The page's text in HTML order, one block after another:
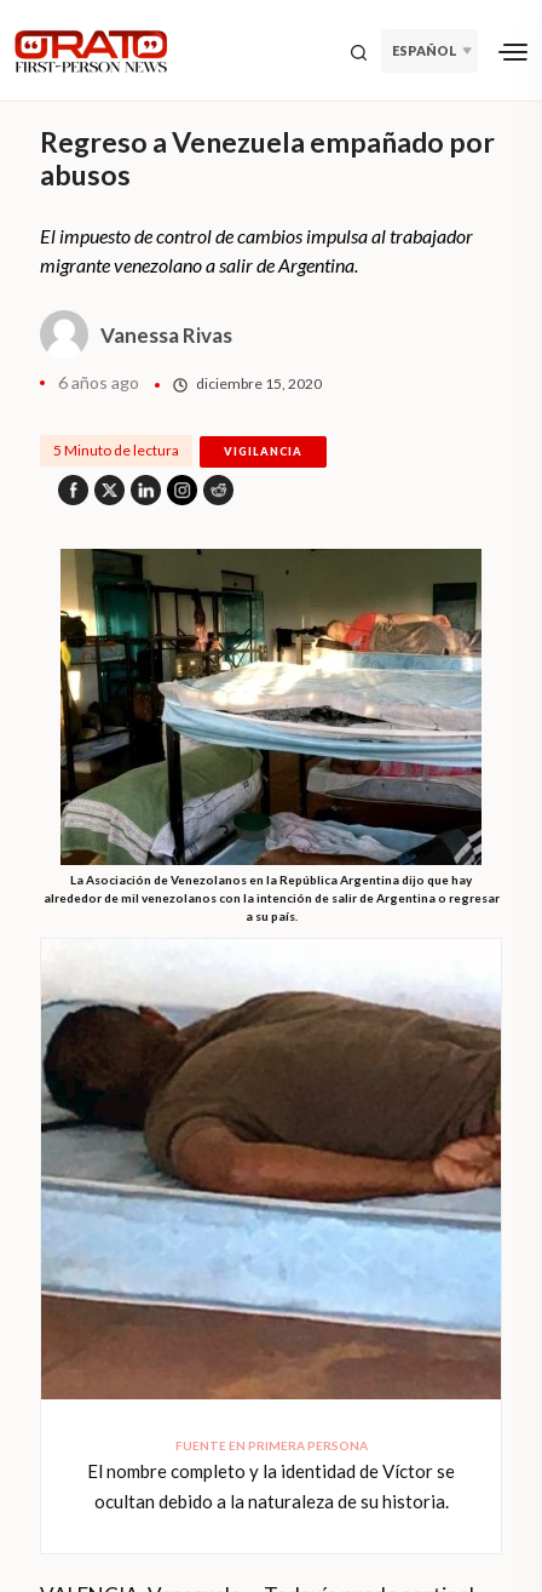
ESPAÑOL
Regreso a Venezuela empañado por
abusos
El impuesto de control de cambios impulsa al trabajador
migrante venezolano a salir de Argentina.
Vanessa Rivas
6 años ago diciembre 15, 2020
5 Minuto de lectura VIGILANCIA
La Asociación de Venezolanos en la República Argentina dijo que hay
alrededor de mil venezolanos con la intención de salir de Argentina o regresar
a su país.
FUENTE EN PRIMERA PERSONA
El nombre completo y la identidad de Víctor se
ocultan debido a la naturaleza de su historia.